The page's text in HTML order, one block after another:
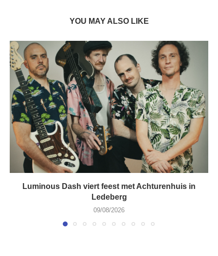
YOU MAY ALSO LIKE
Luminous Dash viert feest met Achturenhuis in
Ledeberg
09/08/2026